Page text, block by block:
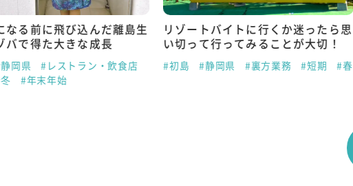
なる前に飛び込んだ離島生
バで得た大きな成長
岡県
#レストラン・飲食店
#年末年始
リゾートバイトに行くか迷ったら思
い切って行ってみることが大切！
#初島 #静岡県 #裏方業務 #短期 #春